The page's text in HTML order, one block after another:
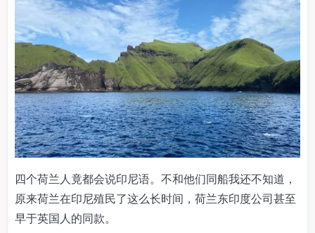
四个荷兰人竟都会说印尼语。不和他们同船我还不知道，
原来荷兰在印尼殖民了这么长时间，荷兰东印度公司甚至
早于英国人的同款。